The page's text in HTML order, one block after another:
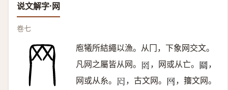
说文解字·网
卷七
庖犧所結繩以漁。从冂，下象网交文。
凡网之屬皆从网。 𦉸 ，网或从亡。 𦋟 ，
网或从糸。 𠕃 ，古文网。 𦉯 ，籒文网。